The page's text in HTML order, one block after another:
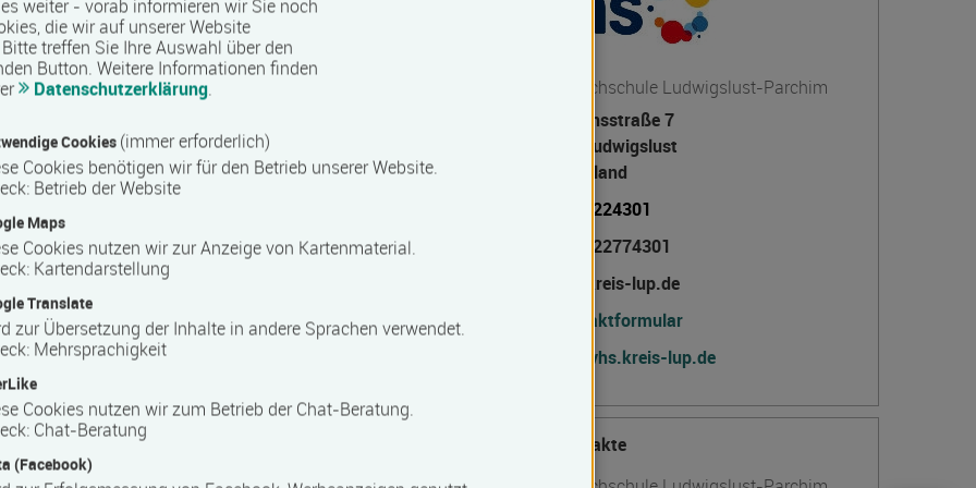
Mecklenburg-Vorpommern
Mecklenburg-Vorpommern e. V. - ist ein öffentliches
Sie sieht die Hauptaufgabe darin, die möglichst breite
die in einem besonderen Schwerpunkt auch der
umfassen sowohl die Umschulung auf kaufmännischem
Die Teilnahmegebühren sind so gestaltet, daß
ein fachlich und pädagogisch systematisch aufgebautes
Kursen zur Bürowirtschaft, Schreibtechnik,
Finanzbuchhaltung oder Datenbankverwaltung um
Kreisvolkshochschule Ludwigslust-Parchim
Garnisonsstraße 7
19288 Ludwigslust
Deutschland
03871 7224301
03871 722774301
vhs(at)kreis-lup.de
Kontaktformular
https://vhs.kreis-lup.de
Weitere Kontakte
weiter - vorab informieren wir Sie noch
die wir auf unserer Website
treffen Sie Ihre Auswahl über den
Button. Weitere Informationen finden
Datenschutzerklärung.
Cookies (immer erforderlich)
Cookies benötigen wir für den Betrieb unserer Website.
: Betrieb der Website
Maps
Cookies nutzen wir zur Anzeige von Kartenmaterial.
: Kartendarstellung
Translate
zur Übersetzung der Inhalte in andere Sprachen verwendet.
: Mehrsprachigkeit
Cookies nutzen wir zum Betrieb der Chat-Beratung.
: Chat-Beratung
(Facebook)